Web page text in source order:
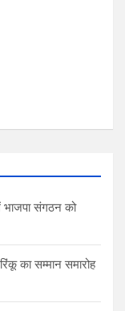
भाजपा संगठन को
का सम्मान समारोह